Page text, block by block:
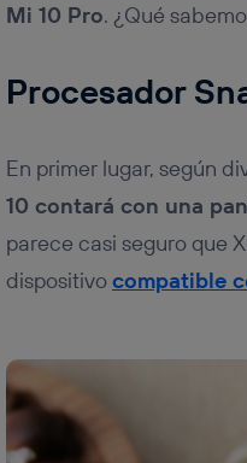
Mi 10 Pro. ¿Qué
Procesador
En primer lugar, según
10 contará con una
parece casi seguro que
dispositivocompatible